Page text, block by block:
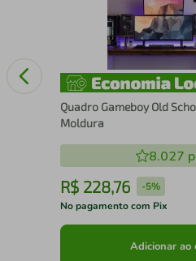
Quadro Gameboy Old
Moldura
8.027
R$ 228,76 -5%
No pagamento com Pix
Adicionar ao